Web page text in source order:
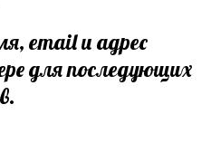
email и адрес
для последующих